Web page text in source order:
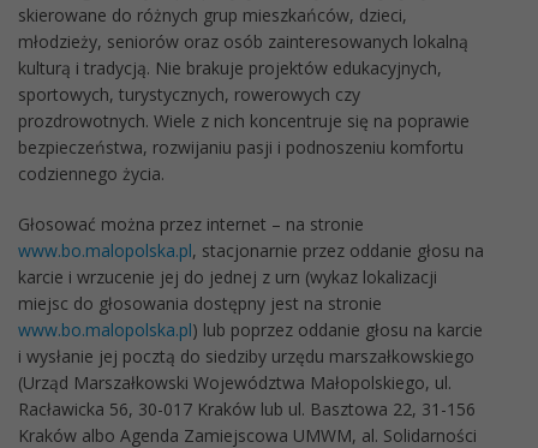
skierowane do różnych grup mieszkańców, dzieci,
młodzieży, seniorów oraz osób zainteresowanych lokalną
kulturą i tradycją. Nie brakuje projektów edukacyjnych,
sportowych, turystycznych, rowerowych czy
prozdrowotnych. Wiele z nich koncentruje się na poprawie
bezpieczeństwa, rozwijaniu pasji i podnoszeniu komfortu
codziennego życia.
Głosować można przez internet – na stronie
www.bo.malopolska.pl, stacjonarnie przez oddanie głosu na
karcie i wrzucenie jej do jednej z urn (wykaz lokalizacji
miejsc do głosowania dostępny jest na stronie
www.bo.malopolska.pl) lub poprzez oddanie głosu na karcie
i wysłanie jej pocztą do siedziby urzędu marszałkowskiego
(Urząd Marszałkowski Województwa Małopolskiego, ul.
Racławicka 56, 30-017 Kraków lub ul. Basztowa 22, 31-156
Kraków albo Agenda Zamiejscowa UMWM, al. Solidarności